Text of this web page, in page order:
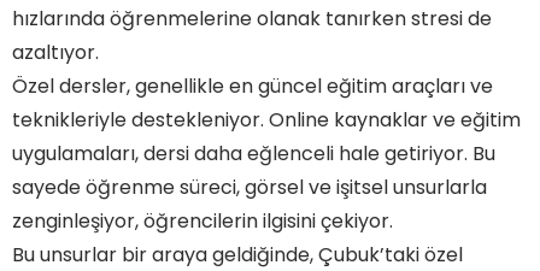
hızlarında öğrenmelerine olanak tanırken stresi de
azaltıyor.
Özel dersler, genellikle en güncel eğitim araçları ve
teknikleriyle destekleniyor. Online kaynaklar ve eğitim
uygulamaları, dersi daha eğlenceli hale getiriyor. Bu
sayede öğrenme süreci, görsel ve işitsel unsurlarla
zenginleşiyor, öğrencilerin ilgisini çekiyor.
Bu unsurlar bir araya geldiğinde, Çubuk’taki özel